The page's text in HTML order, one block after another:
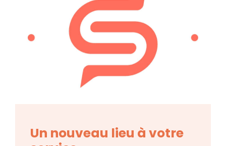
Un nouveau lieu à votre